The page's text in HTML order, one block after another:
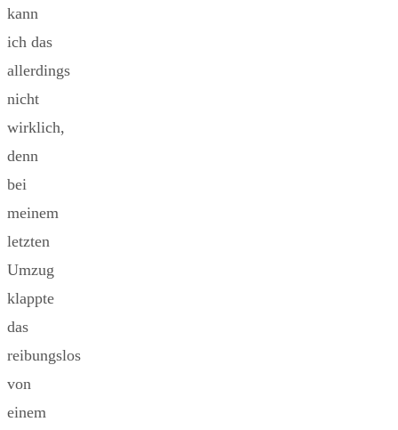
kann
ich das
allerdings
nicht
wirklich,
denn
bei
meinem
letzten
Umzug
klappte
das
reibungslos
von
einem